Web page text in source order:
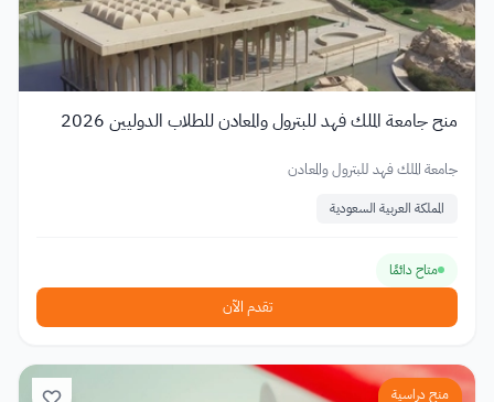
منح جامعة الملك فهد للبترول والمعادن للطلاب الدوليين 2026
جامعة الملك فهد للبترول والمعادن
المملكة العربية السعودية
متاح دائمًا
تقدم الآن
منح دراسية